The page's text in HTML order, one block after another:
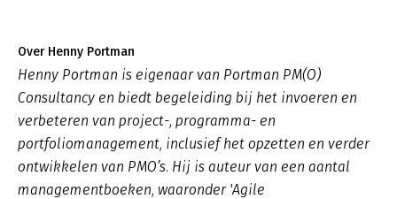
Over Henny Portman
Henny Portman is eigenaar van Portman PM(O)
Consultancy en biedt begeleiding bij het invoeren en
verbeteren van project-, programma- en
portfoliomanagement, inclusief het opzetten en verder
ontwikkelen van PMO’s. Hij is auteur van een aantal
managementboeken, waaronder 'Agile